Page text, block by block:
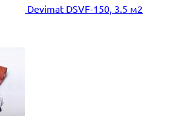
Devimat DSVF-150, 3.5 м2